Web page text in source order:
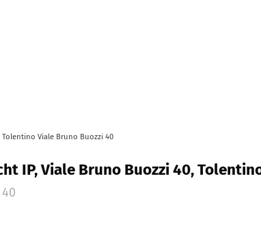
Tolentino Viale Bruno Buozzi 40
IP, Viale Bruno Buozzi 40,